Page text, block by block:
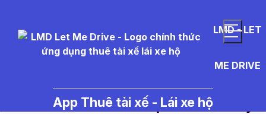
LMD - LET
ME DRIVE
App Thuê tài xế - Lái xe hộ